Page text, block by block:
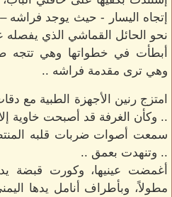
إتجاه اليسار - حيث يوجد
نحو الحائل القماشي الذي
أبطأت في خطواتها وهي تتجه
وهي ترى مقدمة فراشه ..
امتزج رنين الأجهزة الطبية مع
.. وكأن الغرفة قد أصبحت خاوية
سمعت أصوات ضربات قلبه
.. وتنهدت بعمق ..
أغمضت عينيها، وكورت قبضة
مطولاً، وبأطراف أنامل يدها